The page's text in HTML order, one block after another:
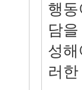
행
담
성
러